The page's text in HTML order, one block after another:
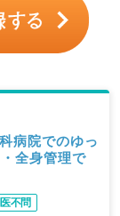
病院でのゆっ
全身管理で
不問